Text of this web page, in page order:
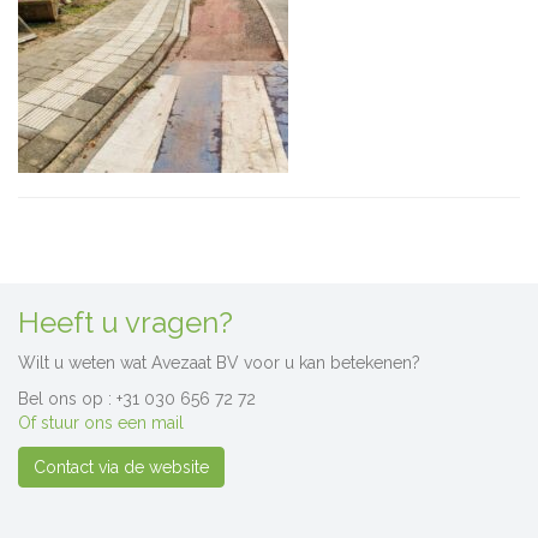
Heeft u vragen?
Wilt u weten wat Avezaat BV voor u kan betekenen?
Bel ons op : +31 030 656 72 72
Of stuur ons een mail
Contact via de website